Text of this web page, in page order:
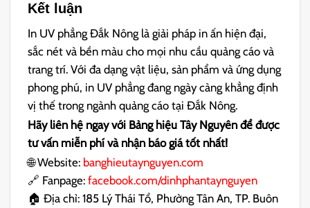
Kết luận
In UV phẳng Đắk Nông là giải pháp in ấn hiện đại,
sắc nét và bền màu cho mọi nhu cầu quảng cáo và
trang trí. Với đa dạng vật liệu, sản phẩm và ứng dụng
phong phú, in UV phẳng đang ngày càng khẳng định
vị thế trong ngành quảng cáo tại Đắk Nông.
Hãy liên hệ ngay với Bảng hiệu Tây Nguyên để được
tư vấn miễn phí và nhận báo giá tốt nhất!
🌐 Website: banghieutaynguyen.com
🔗 Fanpage:facebook.com/dinhphantaynguyen
🏠 Địa chỉ: 185 Lý Thái Tổ, Phường Tân An, TP. Buôn